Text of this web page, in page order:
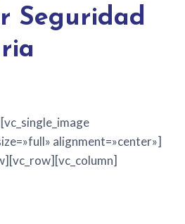
Seguridad
alignment=»center»]